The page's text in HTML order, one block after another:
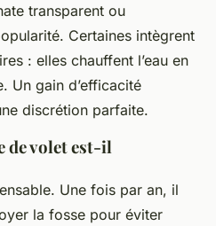
transparent ou
Certaines intègrent
: elles chauffent l’eau en
Un gain d’efficacité
discrétion parfaite.
de volet est-il
Une fois par an, il
la fosse pour éviter